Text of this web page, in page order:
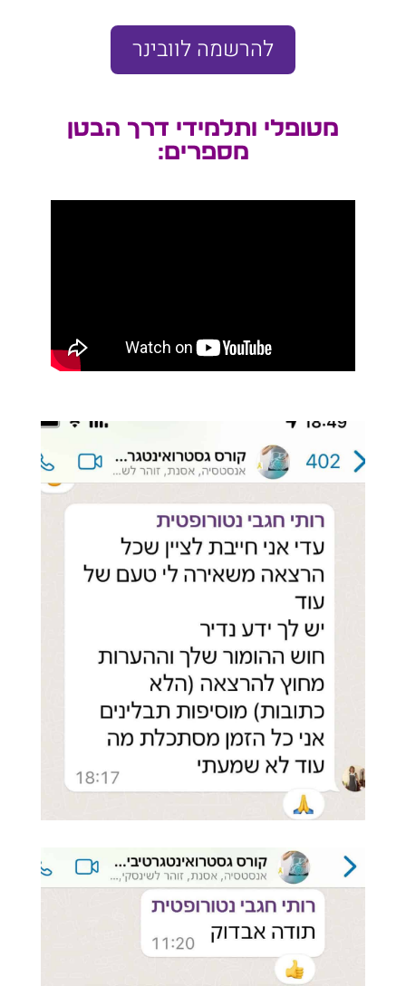
להרשמה לוובינר
מטופלי ותלמידי דרך הבטן
מספרים: